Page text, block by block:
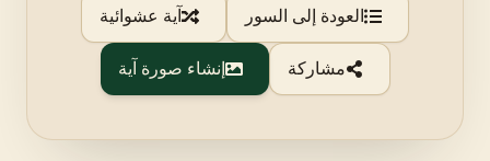
العودة إلى السور آية عشوائية
مشاركة إنشاء صورة آية